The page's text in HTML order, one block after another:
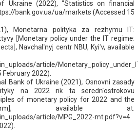
Ukraine (2022), "Statistics on financial
bank.gov.ua/ua/markets (Accessed 15
Monetarna polityka za rezhymu IT:
[Monetary policy under the IT regime:
Navchal'nyj centr NBU, Kyi'v, available
article/
2022).
Bank of Ukraine (2021), Osnovni zasady
na 2022 rik ta seredn'ostrokovu
of monetary policy for 2022 and the
available at:
article/MPG_2022-mt.pdf?v=4